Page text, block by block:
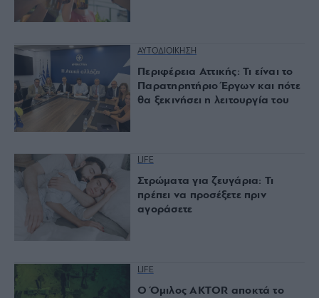
ΑΥΤΟΔΙΟΙΚΗΣΗ
Περιφέρεια Αττικής: Τι είναι το
Παρατηρητήριο Έργων και πότε
θα ξεκινήσει η λειτουργία του
LIFE
Στρώματα για ζευγάρια: Τι
πρέπει να προσέξετε πριν
αγοράσετε
LIFE
Ο Όμιλος AKTOR αποκτά το